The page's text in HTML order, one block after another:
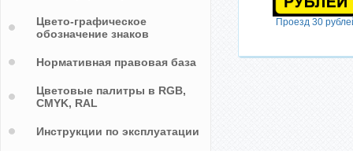
Проезд 30
Цвето-графическое
обозначение знаков
Нормативная правовая база
Цветовые палитры в RGB,
CMYK, RAL
Инструкции по эксплуатации